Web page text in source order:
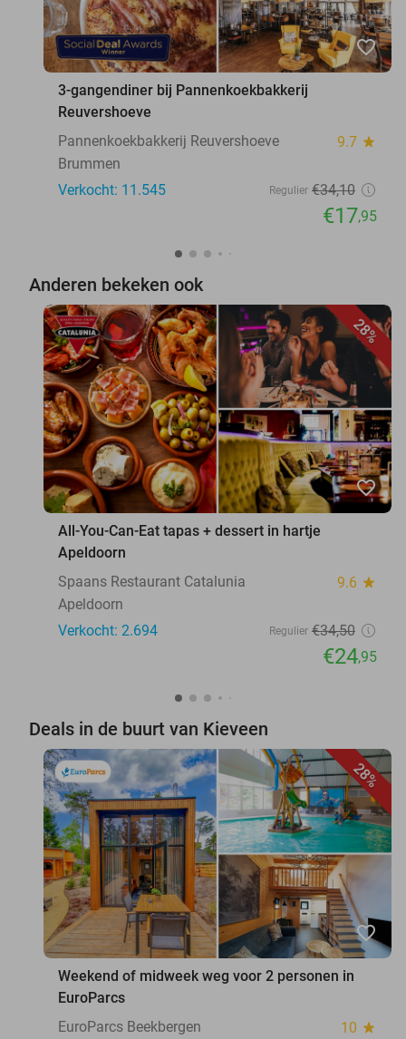
favorite_border
3-gangendiner bij Pannenkoekbakkerij
Reuvershoeve
Pannenkoekbakkerij Reuvershoeve
9.7 star
Brummen
Verkocht: 11.545
Regulier €34,10
€17,95
Anderen bekeken ook
28%
favorite_border
All-You-Can-Eat tapas + dessert in hartje
Apeldoorn
Spaans Restaurant Catalunia
9.6 star
Apeldoorn
Verkocht: 2.694
Regulier €34,50
€24,95
Deals in de buurt van Kieveen
28%
favorite_border
Weekend of midweek weg voor 2 personen in
EuroParcs
EuroParcs Beekbergen
10 star